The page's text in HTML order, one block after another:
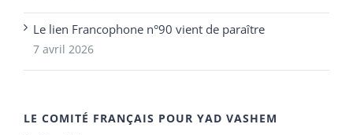
Le lien Francophone n°90 vient de paraître
7 avril 2026
LE COMITÉ FRANÇAIS POUR YAD VASHEM